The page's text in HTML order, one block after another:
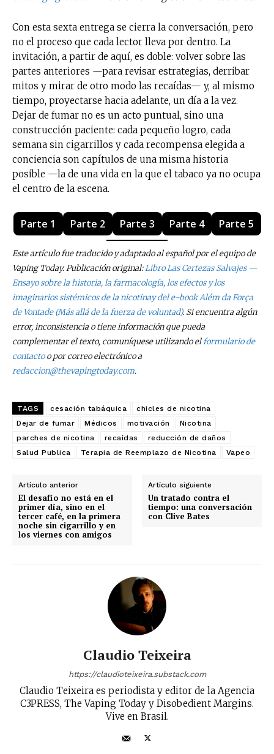
Con esta sexta entrega se cierra la conversación, pero
no el proceso que cada lector lleva por dentro. La
invitación, a partir de aquí, es doble: volver sobre las
partes anteriores —para revisar estrategias, derribar
mitos y mirar de otro modo las recaídas— y, al mismo
tiempo, proyectarse hacia adelante, un día a la vez.
Dejar de fumar no es un acto puntual, sino una
construcción paciente: cada pequeño logro, cada
semana sin cigarrillos y cada recompensa elegida a
conciencia son capítulos de una misma historia
posible —la de una vida en la que el tabaco ya no ocupa
el centro de la escena.
Parte 1 Parte 2 Parte 3 Parte 4 Parte 5
Este artículo fue traducido y adaptado al español por el equipo de
Vaping Today. Publicación original:LibroLas Certezas Salvajes —
Ensayo sobre la historia, la farmacología, los efectos y los
imaginarios sistémicos de la nicotinay del e-bookAlém da Força
de Vontade (Más allá de la fuerza de voluntad). Si encuentra algún
error, inconsistencia o tiene información que pueda
complementar el texto, comuníquese utilizando elformulario de
contactoo por correo electrónico a
redaccion@thevapingtoday.com.
TAGS cesación tabáquica
chicles de nicotina
Dejar de fumar
Médicos motivación
Nicotina
parches de nicotina
recaídas
reducción de daños
Salud Publica
Terapia de Reemplazo de Nicotina Vapeo
Artículo anterior
El desafío no está en el
primer día, sino en el
tercer café, en la primera
noche sin cigarrillo y en
los viernes con amigos
Artículo siguiente
Un tratado contra el
tiempo: una conversación
con Clive Bates
Claudio Teixeira
https://claudioteixeira.substack.com
Claudio Teixeira es periodista y editor de la Agencia
C3PRESS, The Vaping Today y Disobedient Margins.
Vive en Brasil.